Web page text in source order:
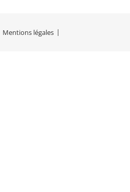
Mentions légales